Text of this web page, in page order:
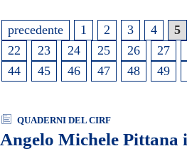
precedente 1 2 3 4 5
22
23 24 25 26 27
44
45 46 47 48 49
QUADERNI DEL CIRF
Angelo Michele Pittana